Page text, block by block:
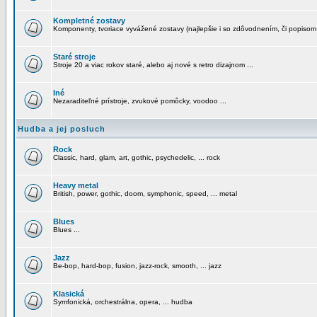
Kompletné zostavy
Komponenty, tvoriace vyvážené zostavy (najlepšie i so zdôvodnením, či
Staré stroje
Stroje 20 a viac rokov staré, alebo aj nové s retro dizajnom ...
Iné
Nezaraditeľné prístroje, zvukové pomôcky, voodoo ...
Hudba a jej posluch
Rock
Classic, hard, glam, art, gothic, psychedelic, ... rock
Heavy metal
British, power, gothic, doom, symphonic, speed, ... metal
Blues
Blues ...
Jazz
Be-bop, hard-bop, fusion, jazz-rock, smooth, ... jazz
Klasická
Symfonická, orchestrálna, opera, ... hudba